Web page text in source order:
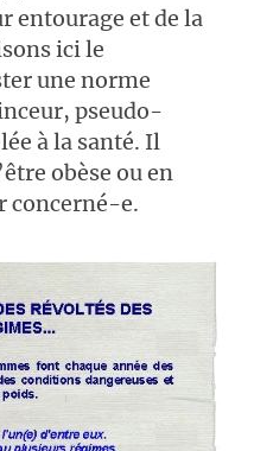
entourage et de la
ici le
une norme
pseudo-
à la santé. Il
obèse ou en
concerné-e.